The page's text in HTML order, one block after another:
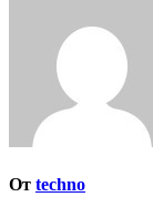
От techno